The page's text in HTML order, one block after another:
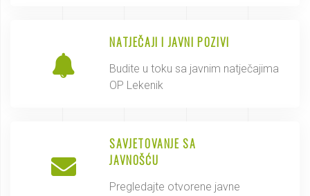
NATJEČAJI I JAVNI POZIVI
Budite u toku sa javnim natječajima
OP Lekenik
SAVJETOVANJE SA
JAVNOŠĆU
Pregledajte otvorene javne